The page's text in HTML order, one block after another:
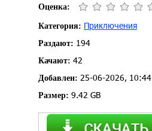
Оценка:
Категория: Приключения
Раздают: 194
Качают: 42
Добавлен: 25-06-2026, 10:44
Размер: 9.42 GB